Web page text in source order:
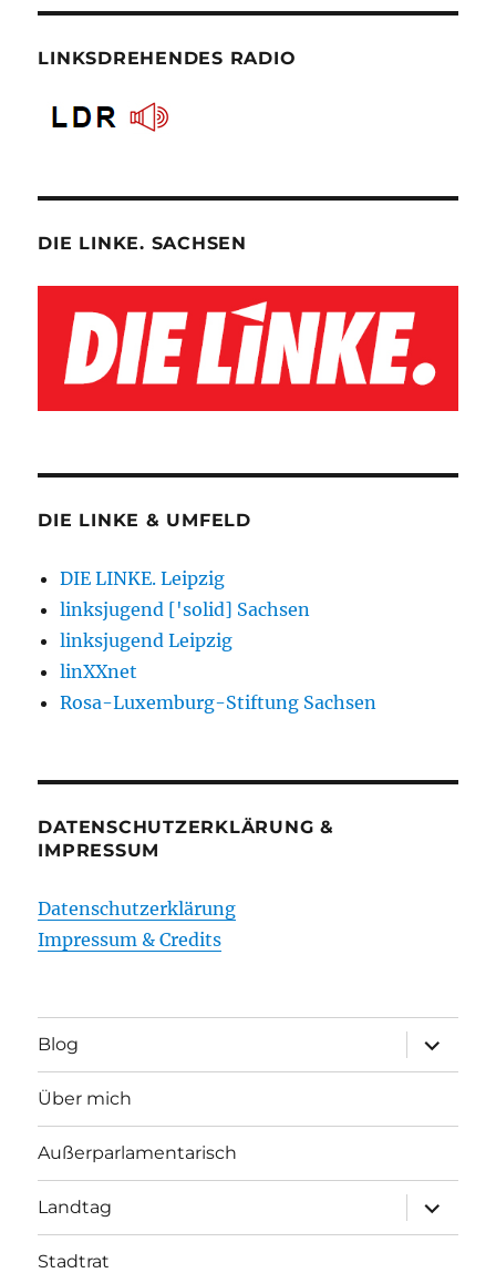
LINKSDREHENDES RADIO
DIE LINKE. SACHSEN
DIE LINKE & UMFELD
DIE LINKE. Leipzig
linksjugend ['solid] Sachsen
linksjugend Leipzig
linXXnet
Rosa-Luxemburg-Stiftung Sachsen
DATENSCHUTZERKLÄRUNG &
IMPRESSUM
Datenschutzerklärung
Impressum & Credits
Blog
öffnen
Über mich
Außerparlamentarisch
Landtag
öffnen
Stadtrat